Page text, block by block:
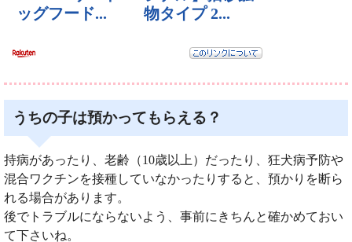
うちの子は預かってもらえる？
持病があったり、老齢（10歳以上）だったり、狂犬病予防や
混合ワクチンを接種していなかったりすると、預かりを断ら
れる場合があります。
後でトラブルにならないよう、事前にきちんと確かめておい
て下さいね。